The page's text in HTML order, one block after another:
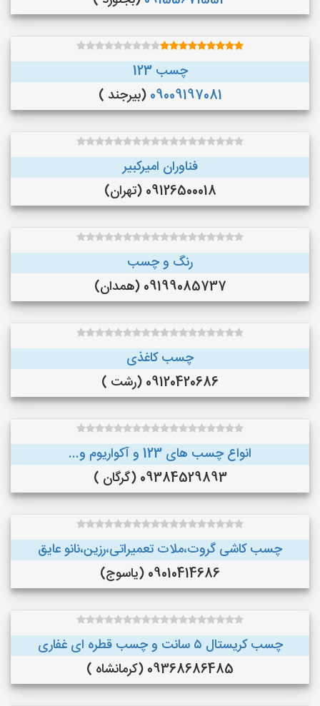
چسب 123
09009197081 (بیرجند )
فناوران امیرکبیر
09126500018 (تهران)
رنگ و چسب
09199085737 (همدان)
چسب کاغذی
09120420686 (رشت )
انواع چسب های 123 و آکواریوم و...
09384529893 (گرگان )
چسب کاشی گروت،ملات تعمیراتی،رزین،نانو عایق
09010414686 (یاسوج)
چسب کریستال ۵ سانت و چسب قطره ای غفاری
09368686485 (کرمانشاه )